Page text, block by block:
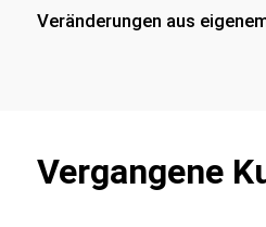
Veränderungen aus
Vergangene